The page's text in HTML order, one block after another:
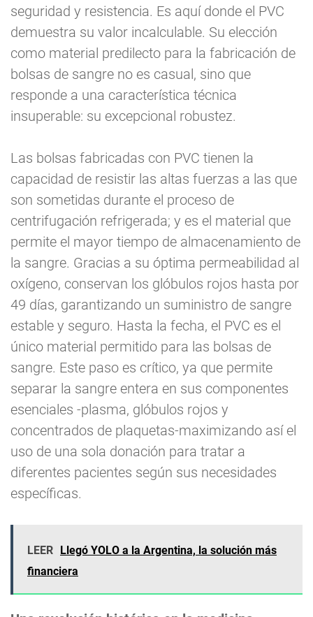
seguridad y resistencia. Es aquí donde el PVC
demuestra su valor incalculable. Su elección
como material predilecto para la fabricación de
bolsas de sangre no es casual, sino que
responde a una característica técnica
insuperable: su excepcional robustez.
Las bolsas fabricadas con PVC tienen la
capacidad de resistir las altas fuerzas a las que
son sometidas durante el proceso de
centrifugación refrigerada; y es el material que
permite el mayor tiempo de almacenamiento de
la sangre. Gracias a su óptima permeabilidad al
oxígeno, conservan los glóbulos rojos hasta por
49 días, garantizando un suministro de sangre
estable y seguro. Hasta la fecha, el PVC es el
único material permitido para las bolsas de
sangre. Este paso es crítico, ya que permite
separar la sangre entera en sus componentes
esenciales -plasma, glóbulos rojos y
concentrados de plaquetas-maximizando así el
uso de una sola donación para tratar a
diferentes pacientes según sus necesidades
específicas.
LEER
Llegó YOLO a la Argentina, la solución más
financiera